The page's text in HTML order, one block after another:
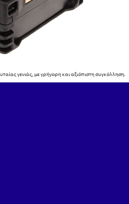
γενιάς, με γρήγορη και αξιόπιστη συγκόλληση.